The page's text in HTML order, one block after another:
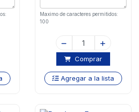
Maximo de caracteres permitidos:
100
Comprar
Agregar a la lista